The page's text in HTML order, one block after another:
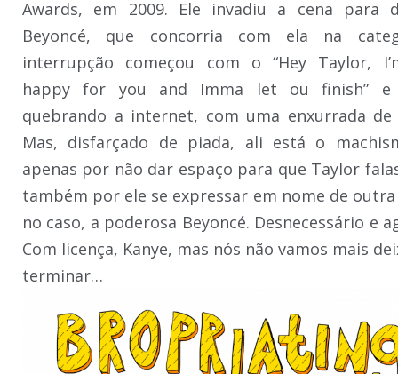
Awards, em 2009. Ele invadiu a cena para
Beyoncé, que concorria com ela na
interrupção começou com o “Hey Taylor,
happy for you and Imma let ou finish” e
quebrando a internet, com uma enxurrada de
Mas, disfarçado de piada, ali está o
apenas por não dar espaço para que Taylor
também por ele se expressar em nome de
no caso, a poderosa Beyoncé. Desnecessário e
Com licença, Kanye, mas nós não vamos mais
terminar…